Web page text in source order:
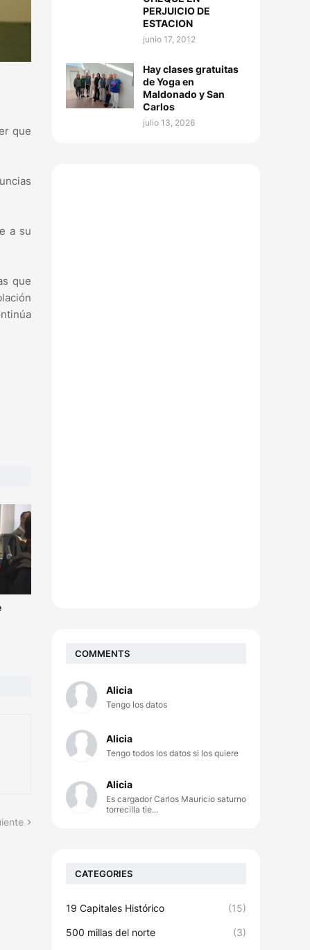
que
a su
que
PERJUICIO DE
ESTACION
junio 17, 2012
Hay clases gratuitas
de Yoga en
Maldonado y San
Carlos
julio 13, 2026
COMMENTS
Alicia
Tengo los datos
Alicia
Tengo todos los datos si los quiere
Alicia
Es cargador Carlos Mauricio saturno
torrecilla tie...
CATEGORIES
19 Capitales Histórico (15)
500 millas del norte (3)